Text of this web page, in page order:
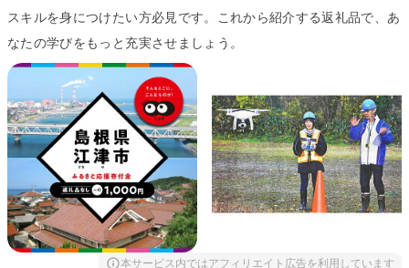
スキルを身につけたい方必見です。
これから紹介する返礼品で、あ
なたの学びをもっと充実させましょう。
本サービス内ではアフィリエイト広告を利用しています